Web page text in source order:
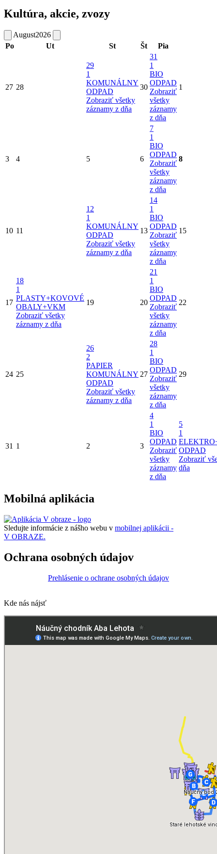
Kultúra, akcie, zvozy
August2026
Po
Ut St Št Pia
27 28
29
1
KOMUNÁLNY
ODPAD
Zobraziť všetky
záznamy z dňa
30
31
1
BIO
ODPAD
Zobraziť
všetky
záznamy
z dňa
1
3 4 5 6
7
1
BIO
ODPAD
Zobraziť
všetky
záznamy
z dňa
8
10 11
12
1
KOMUNÁLNY
ODPAD
Zobraziť všetky
záznamy z dňa
13
14
1
BIO
ODPAD
Zobraziť
všetky
záznamy
z dňa
15
17
18
1
PLASTY+KOVOVÉ
OBALY+VKM
Zobraziť všetky
záznamy z dňa
19 20
21
1
BIO
ODPAD
Zobraziť
všetky
záznamy
z dňa
22
24 25
26
2
PAPIER
KOMUNÁLNY
ODPAD
Zobraziť všetky
záznamy z dňa
27
28
1
BIO
ODPAD
Zobraziť
všetky
záznamy
z dňa
29
31 1 2 3
4
1
BIO
ODPAD
Zobraziť
všetky
záznamy
z dňa
5
1
ODPAD
Zobraziť
dňa
Mobilná aplikácia
Sledujte informácie z nášho webu v mobilnej aplikácii -
V OBRAZE.
Ochrana osobných údajov
Prehlásenie o ochrane osobných údajov
Kde nás nájsť